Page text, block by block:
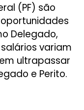
(PF) são
Delegado,
variam
ultrapassar
e Perito.